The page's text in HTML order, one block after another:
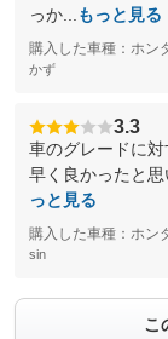
っか...
もっと見る
購入した車種：ホン
かず
3.3
車のグレードに
早く良かったと思
っと見る
購入した車種：ホン
sin
こ